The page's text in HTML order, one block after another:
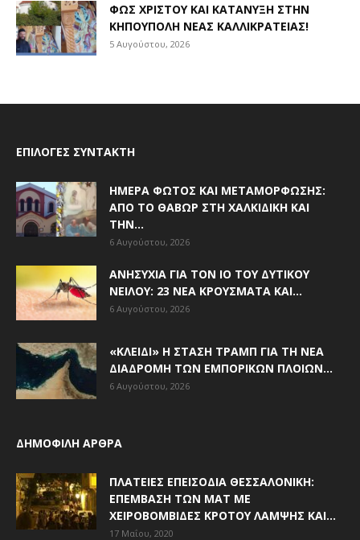
ΦΩΣ ΧΡΙΣΤΟΎ ΚΑΙ ΚΑΤΆΝΥΞΗ ΣΤΗΝ
ΚΗΠΟΎΠΟΛΗ ΝΈΑΣ ΚΑΛΛΙΚΡΆΤΕΙΑΣ!
5 Αυγούστου, 2026
ΕΠΙΛΟΓΈΣ ΣΥΝΤΆΚΤΗ
ΗΜΈΡΑ ΦΩΤΌΣ ΚΑΙ ΜΕΤΑΜΌΡΦΩΣΗΣ:
ΑΠΌ ΤΟ ΘΑΒΏΡ ΣΤΗ ΧΑΛΚΙΔΙΚΉ ΚΑΙ
ΤΗΝ...
6 Αυγούστου, 2026
ΑΝΗΣΥΧΊΑ ΓΙΑ ΤΟΝ ΙΌ ΤΟΥ ΔΥΤΙΚΟΎ
ΝΕΊΛΟΥ: 23 ΝΈΑ ΚΡΟΎΣΜΑΤΑ ΚΑΙ...
6 Αυγούστου, 2026
«ΚΛΕΙΔΊ» Η ΣΤΆΣΗ ΤΡΑΜΠ ΓΙΑ ΤΗ ΝΈΑ
ΔΙΑΔΡΟΜΉ ΤΩΝ ΕΜΠΟΡΙΚΏΝ ΠΛΟΊΩΝ...
6 Αυγούστου, 2026
ΔΗΜΟΦΙΛΗ ΑΡΘΡΑ
ΠΛΑΤΕΊΕΣ ΕΠΕΙΣΌΔΙΑ ΘΕΣΣΑΛΟΝΊΚΗ:
ΕΠΈΜΒΑΣΗ ΤΩΝ ΜΑΤ ΜΕ
ΧΕΙΡΟΒΟΜΒΊΔΕΣ ΚΡΌΤΟΥ ΛΆΜΨΗΣ ΚΑΙ...
17 Μαΐου, 2020